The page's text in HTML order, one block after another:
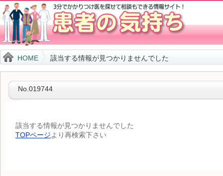
HOME 該当する情報が見つかりませんでした
No.019744
該当する情報が見つかりませんでした
TOPページより再検索下さい